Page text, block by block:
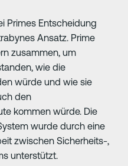
Primes Entscheidung
Ansatz. Prime
zusammen, um
wie die
würde und wie sie
den
kommen würde. Die
wurde durch eine
zwischen Sicherheits-,
unterstützt.